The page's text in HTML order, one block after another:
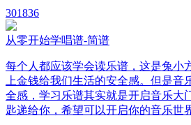
301836
从零开始学唱谱-简谱
每个人都应该学会读乐谱，这是兔小
上金钱给我们生活的安全感。但是音
全感，学习乐谱其实就是开启音乐大
匙递给你，希望可以开启你的音乐世